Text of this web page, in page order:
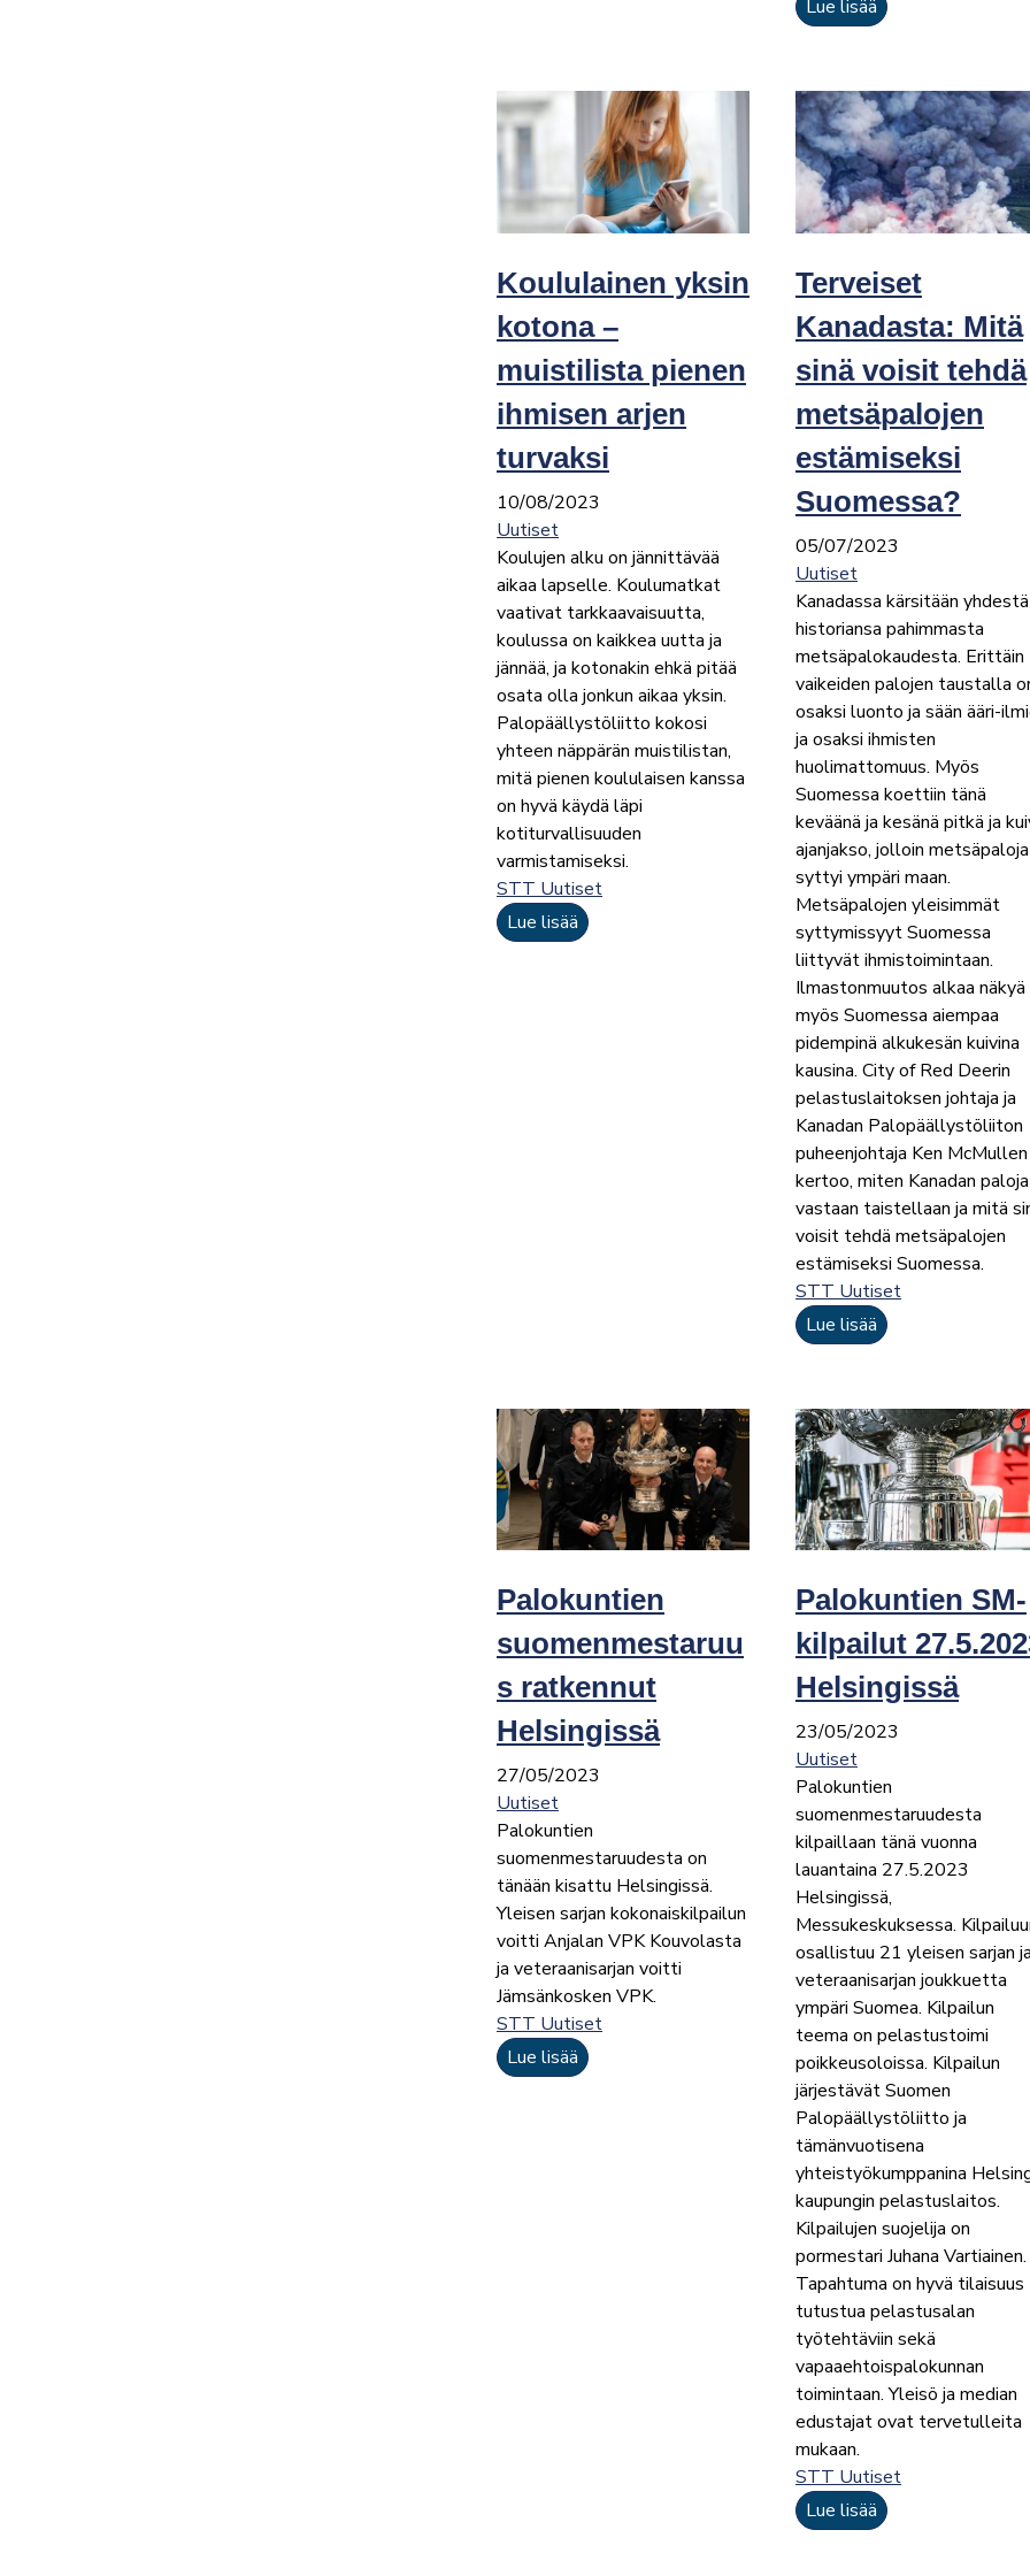
Lue lisää
Koululainen yksin
kotona –
muistilista pienen
ihmisen arjen
turvaksi
10/08/2023
Uutiset
Koulujen alku on jännittävää
aikaa lapselle. Koulumatkat
vaativat tarkkaavaisuutta,
koulussa on kaikkea uutta ja
jännää, ja kotonakin ehkä pitää
osata olla jonkun aikaa yksin.
Palopäällystöliitto kokosi
yhteen näppärän muistilistan,
mitä pienen koululaisen kanssa
on hyvä käydä läpi
kotiturvallisuuden
varmistamiseksi.
STT Uutiset
Lue lisää
Terveiset
Kanadasta: Mitä
sinä voisit tehdä
metsäpalojen
estämiseksi
Suomessa?
05/07/2023
Uutiset
Kanadassa kärsitään yhdestä
historiansa pahimmasta
metsäpalokaudesta. Erittäin
vaikeiden palojen taustalla
osaksi luonto ja sään ääri-
ja osaksi ihmisten
huolimattomuus. Myös
Suomessa koettiin tänä
keväänä ja kesänä pitkä ja
ajanjakso, jolloin metsäpaloja
syttyi ympäri maan.
Metsäpalojen yleisimmät
syttymissyyt Suomessa
liittyvät ihmistoimintaan.
Ilmastonmuutos alkaa näkyä
myös Suomessa aiempaa
pidempinä alkukesän kuivina
kausina. City of Red Deerin
pelastuslaitoksen johtaja ja
Kanadan Palopäällystöliiton
puheenjohtaja Ken McMullen
kertoo, miten Kanadan paloja
vastaan taistellaan ja mitä
voisit tehdä metsäpalojen
estämiseksi Suomessa.
STT Uutiset
Lue lisää
Palokuntien
suomenmestaruu
s ratkennut
Helsingissä
27/05/2023
Uutiset
Palokuntien
suomenmestaruudesta on
tänään kisattu Helsingissä.
Yleisen sarjan kokonaiskilpailun
voitti Anjalan VPK Kouvolasta
ja veteraanisarjan voitti
Jämsänkosken VPK.
STT Uutiset
Lue lisää
Palokuntien SM-
kilpailut
Helsingissä
23/05/2023
Uutiset
Palokuntien
suomenmestaruudesta
kilpaillaan tänä vuonna
lauantaina 27.5.2023
Helsingissä,
Messukeskuksessa.
osallistuu 21 yleisen sarjan
veteraanisarjan joukkuetta
ympäri Suomea. Kilpailun
teema on pelastustoimi
poikkeusoloissa. Kilpailun
järjestävät Suomen
Palopäällystöliitto ja
tämänvuotisena
yhteistyökumppanina
kaupungin pelastuslaitos.
Kilpailujen suojelija on
pormestari Juhana Vartiainen.
Tapahtuma on hyvä tilaisuus
tutustua pelastusalan
työtehtäviin sekä
vapaaehtoispalokunnan
toimintaan. Yleisö ja median
edustajat ovat tervetulleita
mukaan.
STT Uutiset
Lue lisää